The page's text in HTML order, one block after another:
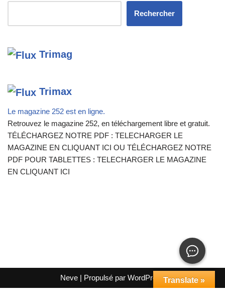
Rechercher
Trimag
Trimax
Le magazine 252 est en ligne.
Retrouvez le magazine 252, en téléchargement libre et gratuit.
TÉLÉCHARGEZ NOTRE PDF : TELECHARGER LE
MAGAZINE EN CLIQUANT ICI OU TÉLÉCHARGEZ NOTRE
PDF POUR TABLETTES : TELECHARGER LE MAGAZINE
EN CLIQUANT ICI
Neve | Propulsé par WordPressTranslate »